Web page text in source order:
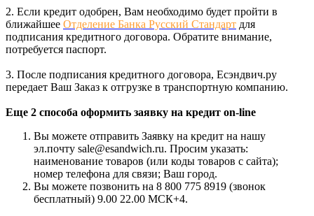
2. Если кредит одобрен, Вам необходимо будет пройти в
ближайшее Отделение Банка Русский Стандарт для
подписания кредитного договора. Обратите внимание,
потребуется паспорт.
3. После подписания кредитного договора, Есэндвич.ру
передает Ваш Заказ к отгрузке в транспортную компанию.
Еще 2 способа оформить заявку на кредит on-line
Вы можете отправить Заявку на кредит на нашу
эл.почту sale@esandwich.ru. Просим указать:
наименование товаров (или коды товаров с сайта);
номер телефона для связи; Ваш город.
Вы можете позвонить на 8 800 775 8919 (звонок
бесплатный) 9.00 22.00 МСК+4.